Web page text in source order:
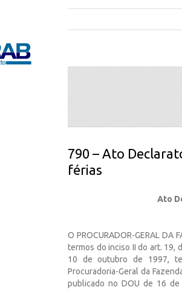
790 – Ato
férias
Ato
O PROCURADOR-GERAL
termos do inciso II do art. 19,
10 de outubro de 1997,
Procuradoria-Geral da
publicado no DOU de 16 de